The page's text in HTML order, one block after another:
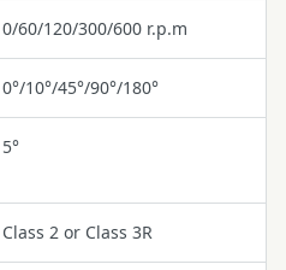
0/60/120/300/600 r.p.m
0°/10°/45°/90°/180°
5°
Class 2 or Class 3R